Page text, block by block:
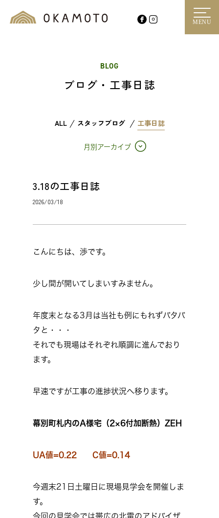
MENU
BLOG
ブログ・工事日誌
ALL スタッフブログ 工事日誌
月別アーカイブ
3.18の工事日誌
2026/03/18
こんにちは、渉です。
少し間が開いてしまいすみません。
年度末となる3月は当社も例にもれずバタバ
タと・・・
それでも現場はそれぞれ順調に進んでおり
ます。
早速ですが工事の進捗状況へ移ります。
幕別町札内のA様宅（2×6付加断熱）ZEH
UA値=0.22 C値=0.14
今週末21日土曜日に現場見学会を開催しま
す。
今回の見学会では帯広の北電のアドバイザ